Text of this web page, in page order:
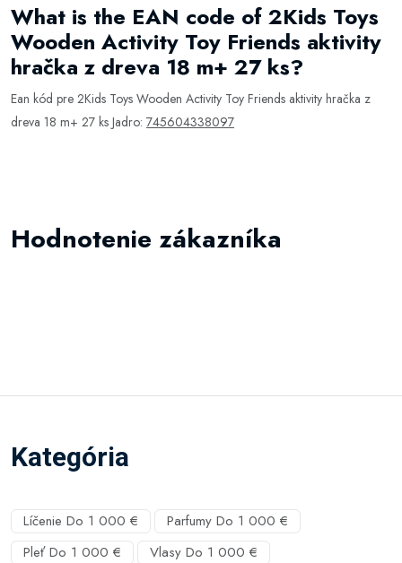
What is the EAN code of 2Kids Toys
Wooden Activity Toy Friends aktivity
hračka z dreva 18 m+ 27 ks?
Ean kód pre 2Kids Toys Wooden Activity Toy Friends aktivity hračka z
dreva 18 m+ 27 ks Jadro: 745604338097
Hodnotenie zákazníka
Kategória
Líčenie Do 1 000 €
Parfumy Do 1 000 €
Pleť Do 1 000 €
Vlasy Do 1 000 €